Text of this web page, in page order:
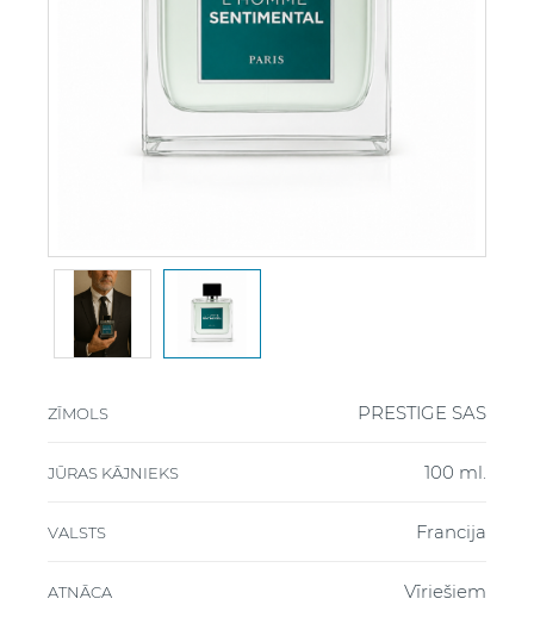
ZĪMOLS PRESTIGE SAS
JŪRAS KĀJNIEKS 100 ml.
VALSTS Francija
ATNĀCA Vīriešiem